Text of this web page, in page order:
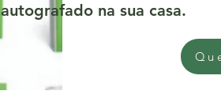
autografado na sua casa.